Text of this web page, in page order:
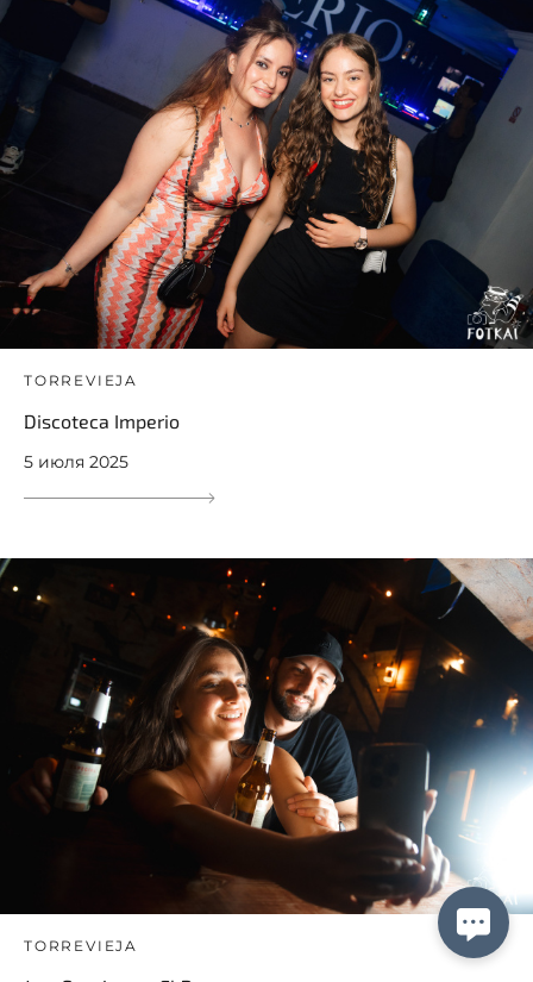
TORREVIEJA
Discoteca Imperio
5 июля 2025
TORREVIEJA